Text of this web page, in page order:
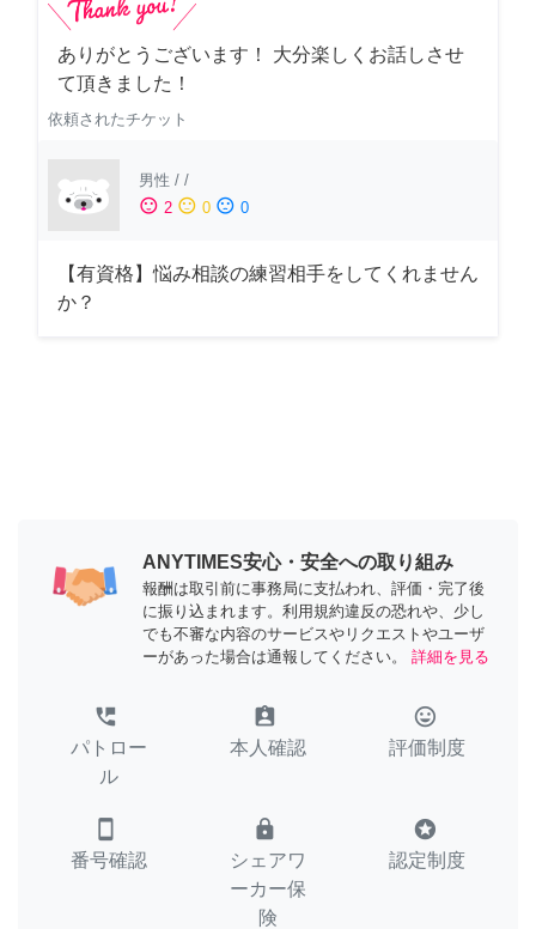
ありがとうございます！ 大分楽しくお話しさせ
て頂きました！
依頼されたチケット
男性 / /
sentiment_satisfied 2 sentiment_neutral 0 sentiment_dissatisfied 0
【有資格】悩み相談の練習相手をしてくれません
か？
ANYTIMES安心・安全への取り組み
報酬は取引前に事務局に支払われ、評価・完了後
に振り込まれます。利用規約違反の恐れや、少し
でも不審な内容のサービスやリクエストやユーザ
ーがあった場合は通報してください。
詳細を見る
perm_phone_msg
パトロー
ル
assignment_ind
本人確認
tag_faces
評価制度
smartphone
番号確認
lock
シェアワ
ーカー保
険
stars
認定制度